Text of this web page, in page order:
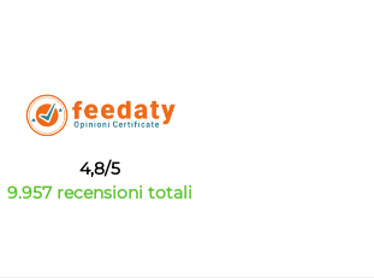
4,8/5
9.957 recensioni totali